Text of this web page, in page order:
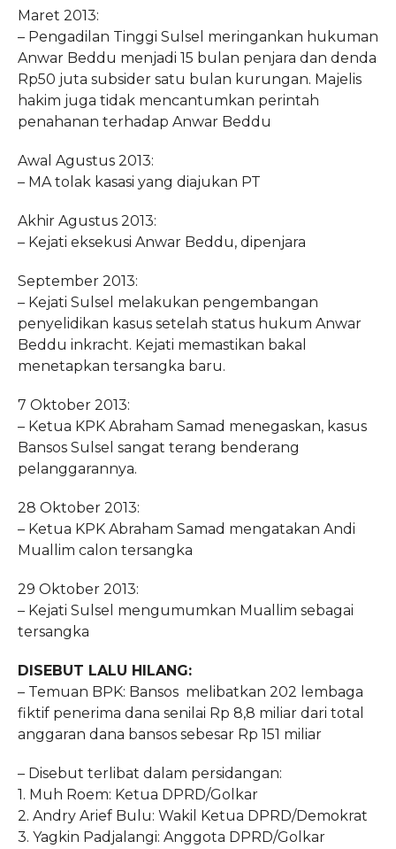
Maret 2013:
– Pengadilan Tinggi Sulsel meringankan hukuman
Anwar Beddu menjadi 15 bulan penjara dan denda
Rp50 juta subsider satu bulan kurungan. Majelis
hakim juga tidak mencantumkan perintah
penahanan terhadap Anwar Beddu
Awal Agustus 2013:
– MA tolak kasasi yang diajukan PT
Akhir Agustus 2013:
– Kejati eksekusi Anwar Beddu, dipenjara
September 2013:
– Kejati Sulsel melakukan pengembangan
penyelidikan kasus setelah status hukum Anwar
Beddu inkracht. Kejati memastikan bakal
menetapkan tersangka baru.
7 Oktober 2013:
– Ketua KPK Abraham Samad menegaskan, kasus
Bansos Sulsel sangat terang benderang
pelanggarannya.
28 Oktober 2013:
– Ketua KPK Abraham Samad mengatakan Andi
Muallim calon tersangka
29 Oktober 2013:
– Kejati Sulsel mengumumkan Muallim sebagai
tersangka
DISEBUT LALU HILANG:
– Temuan BPK: Bansos melibatkan 202 lembaga
fiktif penerima dana senilai Rp 8,8 miliar dari total
anggaran dana bansos sebesar Rp 151 miliar
– Disebut terlibat dalam persidangan:
1. Muh Roem: Ketua DPRD/Golkar
2. Andry Arief Bulu: Wakil Ketua DPRD/Demokrat
3. Yagkin Padjalangi: Anggota DPRD/Golkar